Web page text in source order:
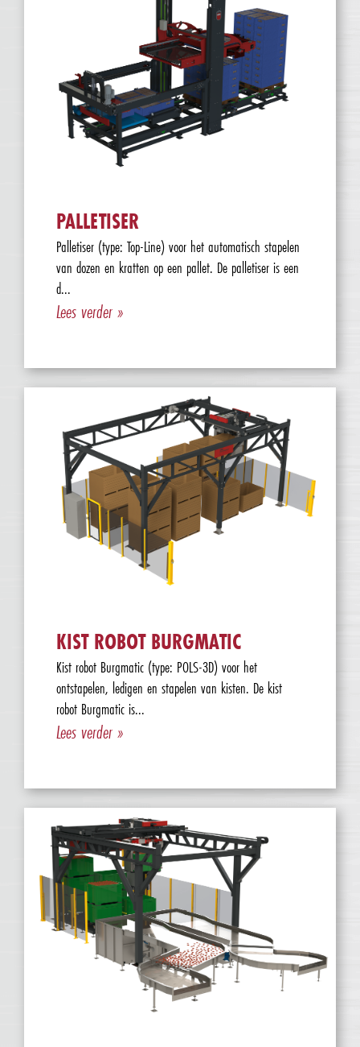
PALLETISER
Palletiser (type: Top-Line) voor het automatisch stapelen
van dozen en kratten op een pallet. De palletiser is een
d...
Lees verder »
KIST ROBOT BURGMATIC
Kist robot Burgmatic (type: POLS-3D) voor het
ontstapelen, ledigen en stapelen van kisten. De kist
robot Burgmatic is...
Lees verder »